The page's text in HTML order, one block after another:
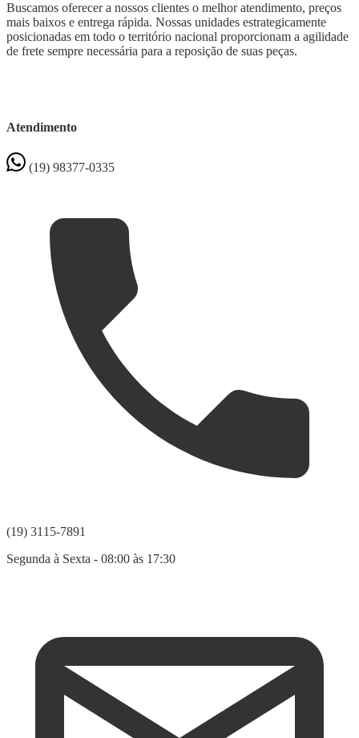
Buscamos oferecer a nossos clientes o melhor atendimento, preços
mais baixos e entrega rápida. Nossas unidades estrategicamente
posicionadas em todo o território nacional proporcionam a agilidade
de frete sempre necessária para a reposição de suas peças.
Atendimento
(19) 98377-0335
(19) 3115-7891
Segunda à Sexta - 08:00 às 17:30